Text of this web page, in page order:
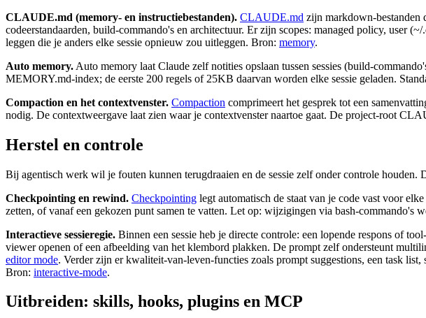
CLAUDE.md (memory- en instructiebestanden). CLAUDE.md zijn markdown-bestanden
codeerstandaarden, build-commando's en architectuur. Er zijn scopes: managed policy,
leggen die je anders elke sessie opnieuw zou uitleggen. Bron: memory.
Auto memory. Auto memory laat Claude zelf notities opslaan tussen sessies (build-
MEMORY.md-index; de eerste 200 regels of 25KB daarvan worden elke sessie geladen.
Compaction en het contextvenster. Compaction comprimeert het gesprek tot een
nodig. De contextweergave laat zien waar je contextvenster naartoe gaat. De project-root
Herstel en controle
Bij agentisch werk wil je fouten kunnen terugdraaien en de sessie zelf onder controle houden.
Checkpointing en rewind. Checkpointing legt automatisch de staat van je code vast voor
zetten, of vanaf een gekozen punt samen te vatten. Let op: wijzigingen via bash-commando's
Interactieve sessieregie. Binnen een sessie heb je directe controle: een lopende respons of
viewer openen of een afbeelding van het klembord plakken. De prompt zelf ondersteunt
editor mode. Verder zijn er kwaliteit-van-leven-functies zoals prompt suggestions, een task
Bron: interactive-mode.
Uitbreiden: skills, hooks, plugins en MCP